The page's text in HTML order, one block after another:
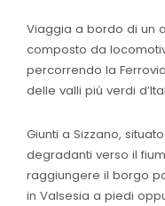
Viaggia a bordo di un
composto da
percorrendo la
delle valli più verdi
Giunti a Sizzano,
degradanti verso il
raggiungere il borgo
in Valsesia a piedi